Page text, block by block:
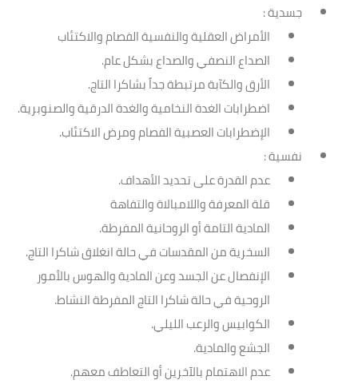
جسدية :
الأمراض العقلية والنفسية الفصام والاكتئاب
الصداع النصفي والصداع بشكل عام.
الأرق والكآبة مرتبطة جداً بشاكرا التاج.
اضطرابات الغدة النخامية والغدة الدرقية والصنوبرية.
الإضطرابات العصبية الفصام ومرض الاكتئاب.
نفسية :
عدم القدرة على تحديد الأهداف.
قلة المعرفة واللامبالاة والتفاهة
المادية التامة أو الروحانية المفرطة.
السخرية من المقدسات في حالة انغلاق شاكرا التاج.
الإنفصال عن الجسد وعن المادية والهوس بالأمور
الروحية في حالة شاكرا التاج المفرطة النشاط.
الكوابيس والرعب الليلي.
الجشع والمادية.
عدم الاهتمام بالآخرين أو التعاطف معهم.